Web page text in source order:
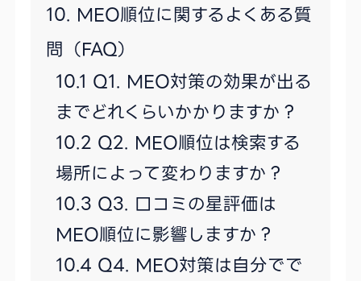
MEO順位に関するよくある質
問（FAQ）
Q1. MEO対策の効果が出る
までどれくらいかかりますか？
Q2. MEO順位は検索する
場所によって変わりますか？
Q3. 口コミの星評価は
MEO順位に影響しますか？
Q4. MEO対策は自分でで